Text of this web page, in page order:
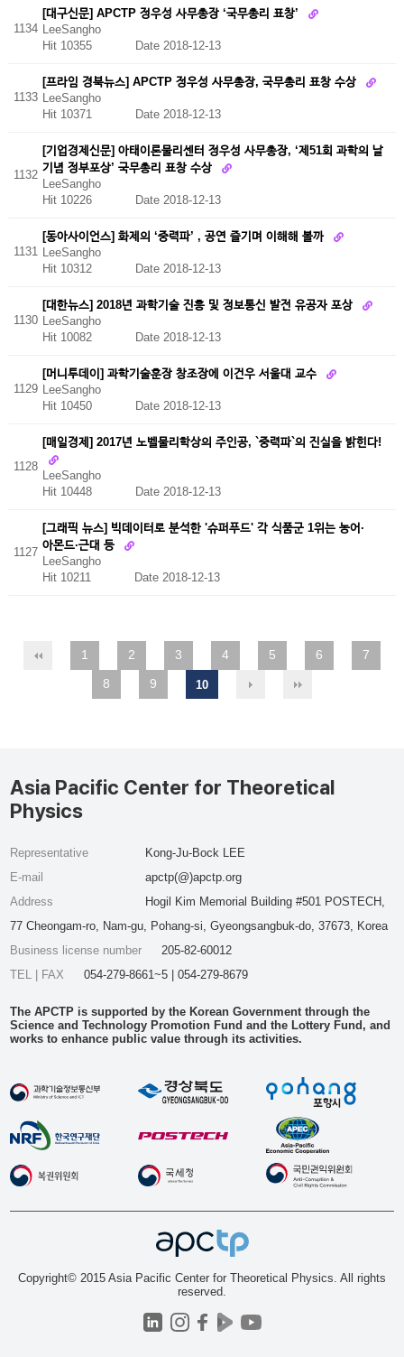
1134
[대구신문] APCTP 정우성 사무총장 ‘국무총리 표창’
LeeSangho
Hit 10355
Date 2018-12-13
1133
[프라임 경북뉴스] APCTP 정우성 사무총장, 국무총리 표창 수상
LeeSangho
Hit 10371
Date 2018-12-13
1132
[기업경제신문] 아태이론물리센터 정우성 사무총장, ‘제51회 과학의 날
기념 정부포상’ 국무총리 표창 수상
LeeSangho
Hit 10226 Date 2018-12-13
1131
[동아사이언스] 화제의 ‘중력파’ , 공연 즐기며 이해해 볼까
LeeSangho
Hit 10312
Date 2018-12-13
1130
[대한뉴스] 2018년 과학기술 진흥 및 정보통신 발전 유공자 포상
LeeSangho
Hit 10082
Date 2018-12-13
1129
[머니투데이] 과학기술훈장 창조장에 이건우 서울대 교수
LeeSangho
Hit 10450
Date 2018-12-13
1128
[매일경제] 2017년 노벨물리학상의 주인공, `중력파`의 진실을 밝힌다!
LeeSangho
Hit 10448 Date 2018-12-13
1127
[그래픽 뉴스] 빅데이터로 분석한 '슈퍼푸드' 각 식품군 1위는 농어·
아몬드·근대 등
LeeSangho
Hit 10211 Date 2018-12-13
1 2 3 4 5 6
7
8
9 10
Asia Pacific Center for Theoretical
Physics
Representative
Kong-Ju-Bock LEE
E-mail
apctp(@)apctp.org
Address
Hogil Kim Memorial Building #501 POSTECH,
77 Cheongam-ro, Nam-gu, Pohang-si, Gyeongsangbuk-do, 37673, Korea
Business license number
205-82-60012
TEL | FAX
054-279-8661~5 | 054-279-8679
The APCTP is supported by the Korean Government through the
Science and Technology Promotion Fund and the Lottery Fund, and
works to enhance public value through its activities.
Copyright© 2015 Asia Pacific Center for Theoretical Physics. All rights
reserved.